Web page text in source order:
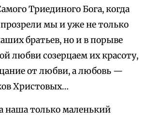
Триединого Бога, когда
мы и уже не только
братьев, но и в порыве
любви созерцаем их красоту,
от любви, а любовь —
Христовых…
наша только маленький